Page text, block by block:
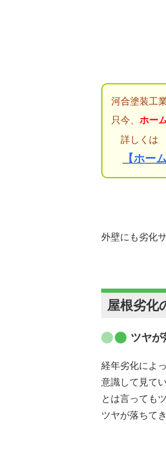
河合塗装工
只今、 ホー
詳しくは
【ホー
外壁にも劣化
屋根劣化
ツヤが
経年劣化によ
意識して見て
とは言っても
ツヤが落ちて